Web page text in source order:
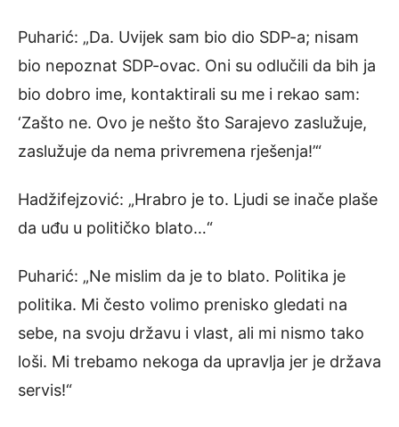
Puharić: „Da. Uvijek sam bio dio SDP-a; nisam
bio nepoznat SDP-ovac. Oni su odlučili da bih ja
bio dobro ime, kontaktirali su me i rekao sam:
‘Zašto ne. Ovo je nešto što Sarajevo zaslužuje,
zaslužuje da nema privremena rješenja!’“
Hadžifejzović: „Hrabro je to. Ljudi se inače plaše
da uđu u političko blato…“
Puharić: „Ne mislim da je to blato. Politika je
politika. Mi često volimo prenisko gledati na
sebe, na svoju državu i vlast, ali mi nismo tako
loši. Mi trebamo nekoga da upravlja jer je država
servis!“